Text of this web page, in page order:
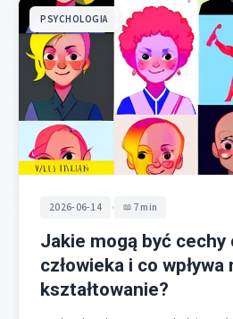
PSYCHOLOGIA
2026-06-14 • 7 min
Jakie mogą być
człowieka i co wpływa
kształtowanie?